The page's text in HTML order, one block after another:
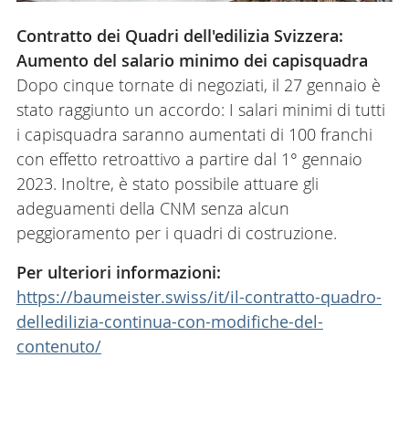
LOGIN
DEFRIT
Contratto dei Quadri dell'edilizia Svizzera:
Aumento del salario minimo dei capisquadra
Dopo cinque tornate di negoziati, il 27 gennaio è
stato raggiunto un accordo: I salari minimi di tutti
i capisquadra saranno aumentati di 100 franchi
con effetto retroattivo a partire dal 1° gennaio
2023. Inoltre, è stato possibile attuare gli
adeguamenti della CNM senza alcun
peggioramento per i quadri di costruzione.
Per ulteriori informazioni:
https://baumeister.swiss/it/il-contratto-quadro-
delledilizia-continua-con-modifiche-del-
contenuto/